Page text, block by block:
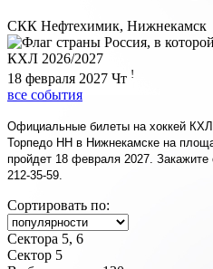
СКК Нефтехимик, Нижнекамск
КХЛ 2026/2027
18 февраля 2027 Чт !
все события
Официальные билеты на хоккей
Торпедо НН в Нижнекамске на
пройдет 18 февраля 2027.
212-35-59.
Сортировать по:
Сектора 5, 6
Сектор 5